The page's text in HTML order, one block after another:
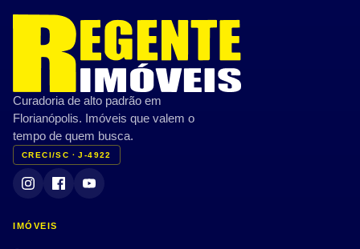
Curadoria de alto padrão em
Florianópolis. Imóveis que valem o
tempo de quem busca.
CRECI/SC · J-4922
IMÓVEIS